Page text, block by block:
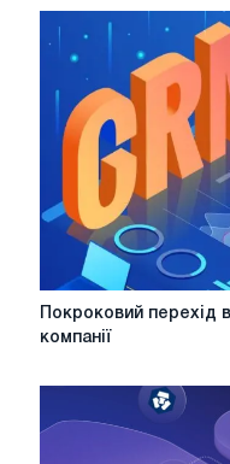
заробітку
назвали
типи
сайтів,
які
підходять
для
роботи
онлайн
Покроковий
перехід
керованості
Покроковий перехід
компанії